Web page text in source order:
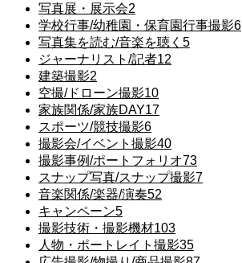
写真展・展示会2
学校行事/幼稚園・保育園行事撮影6
写真集を読む/音楽を聴く 5
ジャーナリスト/記者12
建築撮影2
空撮/ドローン撮影10
家族関係/家族DAY17
スポーツ/競技撮影6
撮影会/イベント撮影40
撮影事例/ポートフォリオ73
スナップ写真/スナップ撮影7
音楽関係/楽器/演奏52
キャンペーン5
撮影技術・撮影機材103
人物・ポートレイト撮影35